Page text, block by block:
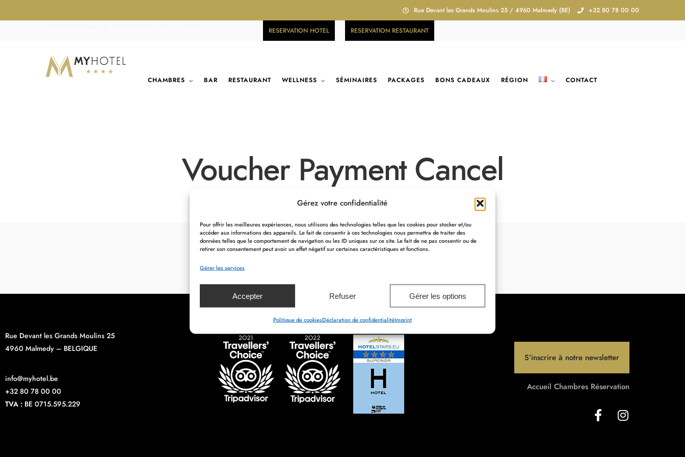
Gérez votre confidentialité
Pour offrir les meilleures expériences, nous utilisons des technologies telles que les cookies pour stocker et/ou
accéder aux informations des appareils. Le fait de consentir à ces technologies nous permettra de traiter des
données telles que le comportement de navigation ou les ID uniques sur ce site. Le fait de ne pas consentir ou de
retirer son consentement peut avoir un effet négatif sur certaines caractéristiques et fonctions.
Gérer les services
Accepter Refuser Gérer les options
Politique de cookiesDéclaration de confidentialitéImprint
Rue Devant les Grands Moulins 25 / 4960 Malmedy (BE) +32 80 78 00 00
RESERVATION HOTEL RESERVATION RESTAURANT
CHAMBRES BAR RESTAURANT WELLNESS SÉMINAIRES PACKAGES BONS CADEAUX RÉGION CONTACT
Voucher Payment Cancel
Rue Devant les Grands Moulins 25
4960 Malmedy – BELGIQUE
info@myhotel.be
+32 80 78 00 00
TVA : BE 0715.595.229
S’inscrire à notre newsletter
Accueil Chambres Réservation